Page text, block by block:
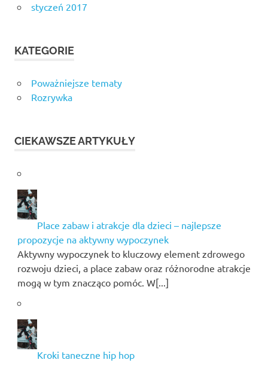
styczeń 2017
KATEGORIE
Poważniejsze tematy
Rozrywka
CIEKAWSZE ARTYKUŁY
Place zabaw i atrakcje dla dzieci – najlepsze
propozycje na aktywny wypoczynek
Aktywny wypoczynek to kluczowy element zdrowego
rozwoju dzieci, a place zabaw oraz różnorodne atrakcje
mogą w tym znacząco pomóc. W[...]
Kroki taneczne hip hop